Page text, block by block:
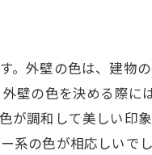
外壁の色は、建物
壁の色を決める際に
が調和して美しい印
の色が相応しいで